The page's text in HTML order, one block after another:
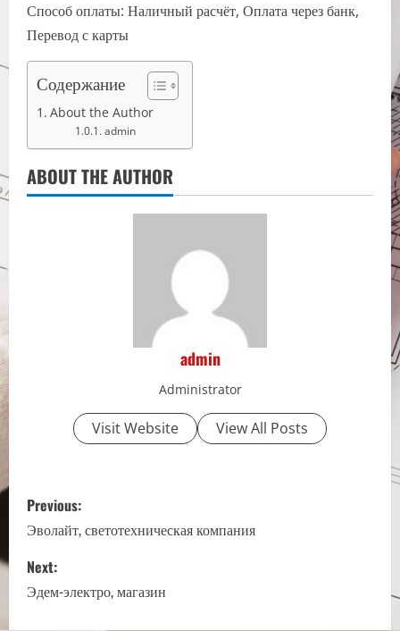
Способ оплаты: Наличный расчёт, Оплата через банк,
Перевод с карты
Содержание
About the Author
admin
ABOUT THE AUTHOR
admin
Administrator
Visit Website View All Posts
P
o
s
t
Previous:
Эволайт, светотехническая компания
Next:
Эдем-электро, магазин